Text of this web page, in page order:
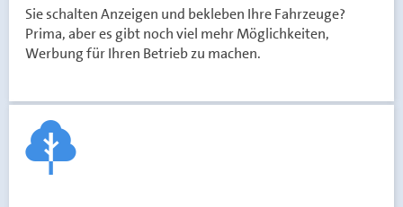
Sie schalten Anzeigen und bekleben Ihre Fahrzeuge?
Prima, aber es gibt noch viel mehr Möglichkeiten,
Werbung für Ihren Betrieb zu machen.